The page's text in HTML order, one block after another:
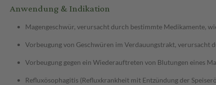
Anwendung & Indikation
Magengeschwür, verursacht durch bestimmte Medikamente,
Vorbeugung von Geschwüren im Verdauungstrakt,
Vorbeugung gegen ein Wiederauftreten von Blutungen eines
Refluxösophagitis (Refluxkrankheit mit Entzündung der